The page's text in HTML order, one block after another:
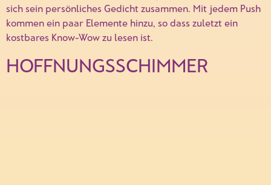
sich sein persönliches Gedicht zusammen. Mit jedem Push
kommen ein paar Elemente hinzu, so dass zuletzt ein
kostbares Know-Wow zu lesen ist.
HOFFNUNGSSCHIMMER